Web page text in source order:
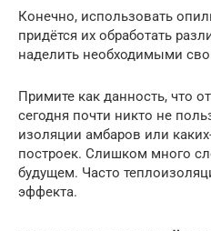
Конечно, использовать
придётся их обработать
наделить необходимыми
Примите как данность, что
сегодня почти никто не
изоляции амбаров или
построек. Слишком много
будущем. Часто
эффекта.